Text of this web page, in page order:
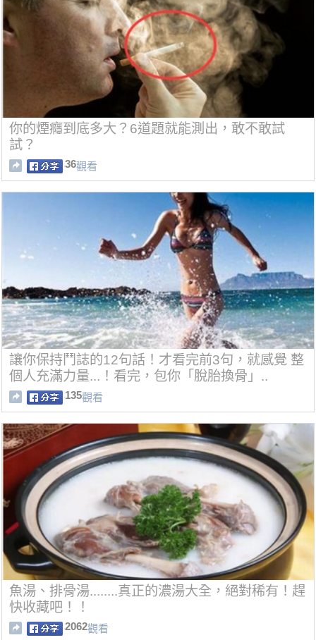
你的煙癮到底多大？6道題就能測出，敢不敢試
試？
36觀看
讓你保持鬥誌的12句話！才看完前3句，就感覺 整
個人充滿力量...！看完，包你「脫胎換骨」..
135觀看
魚湯、排骨湯........真正的濃湯大全，絕對稀有！趕
快收藏吧！！
2062觀看